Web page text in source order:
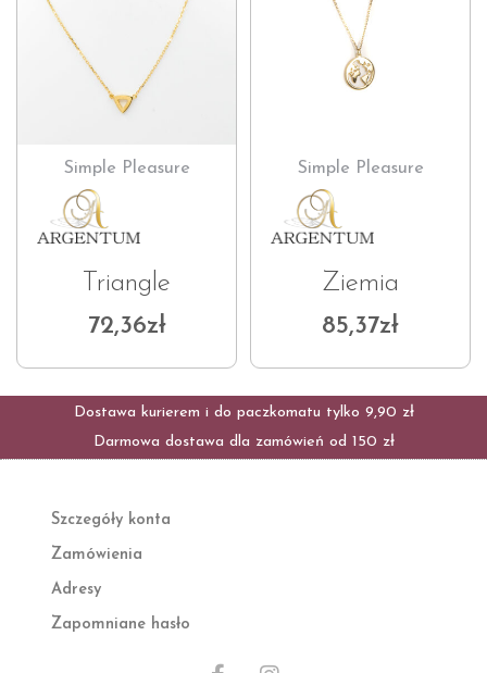
Simple Pleasure
Triangle
72,36zł
Simple Pleasure
Ziemia
85,37zł
Dostawa kurierem i do paczkomatu tylko 9,90 zł
Darmowa dostawa dla zamówień od 150 zł
Szczegóły konta
Zamówienia
Adresy
Zapomniane hasło